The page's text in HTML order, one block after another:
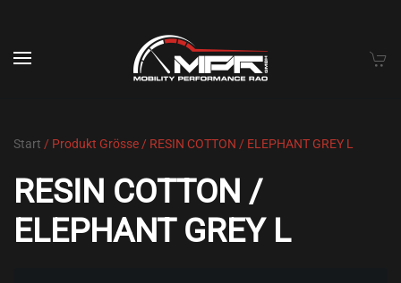
Skip to main content
Start / Produkt Grösse / RESIN COTTON / ELEPHANT GREY L
RESIN COTTON /
ELEPHANT GREY L